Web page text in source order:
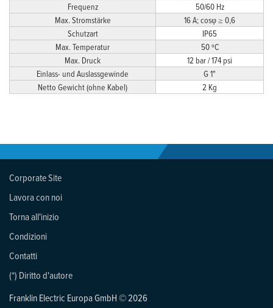
Frequenz
50/60 Hz
Max. Stromstärke
16 A; cosφ ≥ 0,6
Schutzart
IP65
Max. Temperatur
50 ºC
Max. Druck
12 bar / 174 psi
Einlass- und Auslassgewinde
G 1"
Netto Gewicht (ohne Kabel)
2 Kg
Corporate Site
Lavora con noi
Torna all'inizio
Condizioni
Contatti
(*) Diritto d'autore
Franklin Electric Europa GmbH © 2026